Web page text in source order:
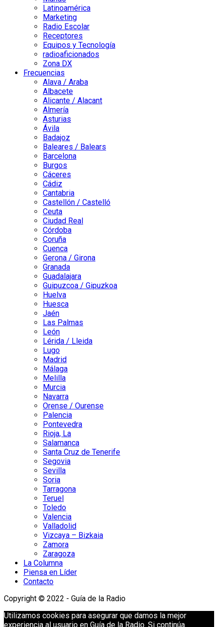
Latinoamérica
Marketing
Radio Escolar
Receptores
Equipos y Tecnología
radioaficionados
Zona DX
Frecuencias
Alava / Araba
Albacete
Alicante / Alacant
Almería
Asturias
Ávila
Badajoz
Baleares / Balears
Barcelona
Burgos
Cáceres
Cádiz
Cantabria
Castellón / Castelló
Ceuta
Ciudad Real
Córdoba
Coruña
Cuenca
Gerona / Girona
Granada
Guadalajara
Guipuzcoa / Gipuzkoa
Huelva
Huesca
Jaén
Las Palmas
León
Lérida / Lleida
Lugo
Madrid
Málaga
Melilla
Murcia
Navarra
Orense / Ourense
Palencia
Pontevedra
Rioja, La
Salamanca
Santa Cruz de Tenerife
Segovia
Sevilla
Soria
Tarragona
Teruel
Toledo
Valencia
Valladolid
Vizcaya – Bizkaia
Zamora
Zaragoza
La Columna
Piensa en Líder
Contacto
Copyright © 2022 - Guía de la Radio
Utilizamos cookies para asegurar que damos la mejor
experiencia al usuario en Guía de la Radio. Si continúa